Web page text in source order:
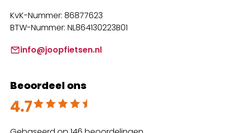
KvK-Nummer: 86877623
BTW-Nummer: NL864130223B01
info@joopfietsen.nl
Beoordeel ons
4.7
Beoordeeld met 4.7 uit 5